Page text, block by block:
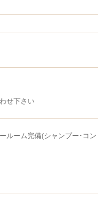
せ下さい
ーム完備(シャンプー･コン